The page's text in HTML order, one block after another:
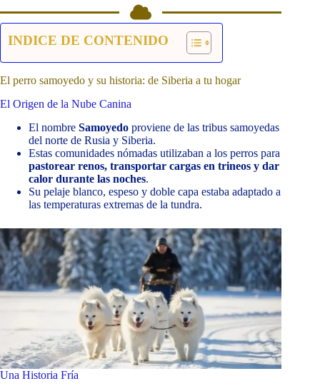
INDICE DE CONTENIDO
El perro samoyedo y su historia: de Siberia a tu hogar
El Origen de la Nube Canina
El nombre Samoyedo proviene de las tribus samoyedas
del norte de Rusia y Siberia.
Estas comunidades nómadas utilizaban a los perros para
pastorear renos, transportar cargas en trineos y dar
calor durante las noches.
Su pelaje blanco, espeso y doble capa estaba adaptado a
las temperaturas extremas de la tundra.
Una Historia Fría